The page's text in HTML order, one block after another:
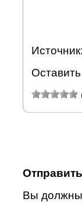
Источник:
Оставить
Вы должны